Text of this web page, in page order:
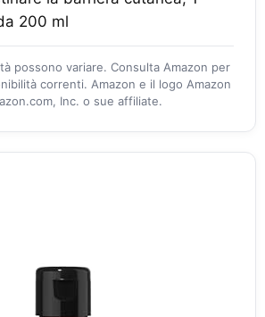
200 ml
possono variare. Consulta Amazon per
correnti. Amazon e il logo Amazon
Inc. o sue affiliate.